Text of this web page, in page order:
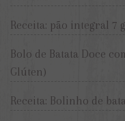
Receita: pão integral 7
Bolo de Batata Doce
Glúten)
Receita: Bolinho de